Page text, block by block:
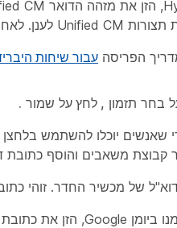
הפריסה עבור שיחות
בחר תזמון , לחץ על שמור .
קבוצת משאבים והוסף כתובת
של מכשיר החדר. זוהי